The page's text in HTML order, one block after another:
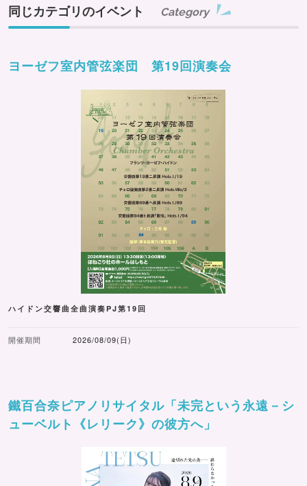
同じカテゴリのイベント Category
ヨーゼフ室内管弦楽団 第19回演奏会
ハイドン交響曲全曲演奏PJ第19回
開催期間 2026/08/09(日)
鐵百合奈ピアノリサイタル「未完という永遠－シ
ューベルト《レリーク》の彼方へ」